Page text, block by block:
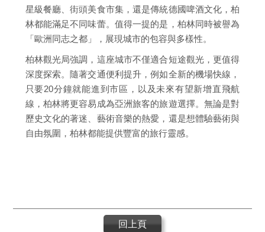
星級餐廳、街頭美食市集，還是傳統德國啤酒文化，柏
林都能滿足不同味蕾。值得一提的是，柏林同時被譽為
「歐洲同志之都」，展現城市的包容與多樣性。
柏林觀光局強調，這座城市不僅適合短途觀光，更值得
深度探索。隨著交通便利提升，例如全新的機場快線，
只要20分鐘就能進到市區，以及未來有望新增直飛航
線，柏林將更容易成為亞洲旅客的旅遊選擇。無論是對
歷史文化的著迷、藝術音樂的熱愛，還是想體驗藝術與
自由氛圍，柏林都能提供豐富的旅行靈感。
回上頁